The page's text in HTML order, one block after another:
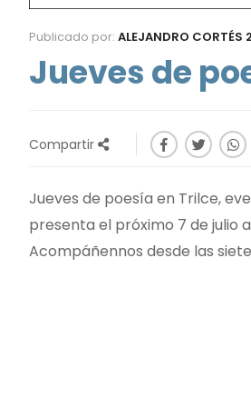
Publicado por: ALEJANDRO CORTÉS
Jueves de
Compartir
Jueves de poesía en Trilce,
presenta el próximo 7 de julio
Acompáñennos desde las